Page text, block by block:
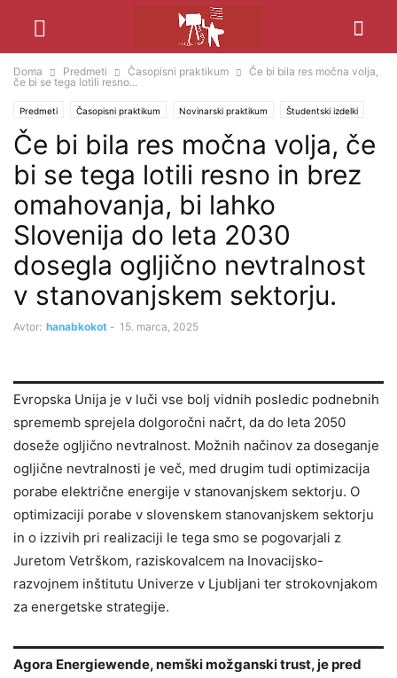
Doma Predmeti Časopisni praktikum
Če bi bila res močna volja,
če bi se tega lotili resno...
Predmeti Časopisni praktikum Novinarski praktikum Študentski izdelki
Znanje in mediji
Če bi bila res močna volja, če
bi se tega lotili resno in brez
omahovanja, bi lahko
Slovenija do leta 2030
dosegla ogljično nevtralnost
v stanovanjskem sektorju.
Avtor: hanabkokot - 15. marca, 2025
Evropska Unija je v luči vse bolj vidnih posledic podnebnih
sprememb sprejela dolgoročni načrt, da do leta 2050
doseže ogljično nevtralnost. Možnih načinov za doseganje
ogljične nevtralnosti je več, med drugim tudi optimizacija
porabe električne energije v stanovanjskem sektorju. O
optimizaciji porabe v slovenskem stanovanjskem sektorju
in o izzivih pri realizaciji le tega smo se pogovarjali z
Juretom Vetrškom, raziskovalcem na Inovacijsko-
razvojnem inštitutu Univerze v Ljubljani ter strokovnjakom
za energetske strategije.
Agora Energiewende, nemški možganski trust, je pred